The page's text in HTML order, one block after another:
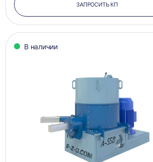
ЗАПРОСИТЬ КП
В наличии